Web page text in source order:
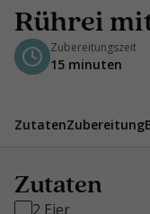
Rührei
Zubereitungszeit
15 minuten
ZutatenZubereitung
Zutaten
2 Eier